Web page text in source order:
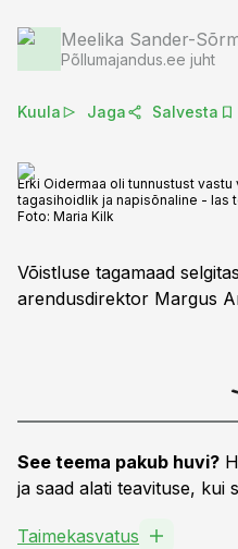
Meelika Sander-
Põllumajandus.ee juht
Kuula Jaga Salvesta
Erki Oidermaa oli tunnustust
tagasihoidlik ja napisõnaline - las
Foto: Maria Kilk
Võistluse tagamaad
arendusdirektor Margus
See teema pakub huvi?
ja saad alati teavituse, kui
Taimekasvatus